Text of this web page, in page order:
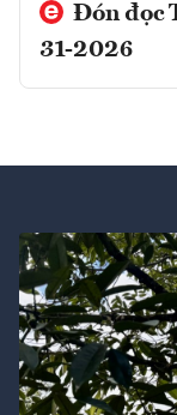
Đón đọc
31-2026